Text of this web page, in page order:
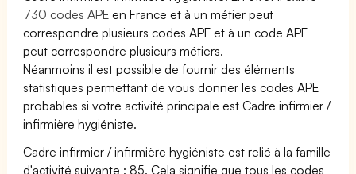
730 codes APE en France et à un métier peut
correspondre plusieurs codes APE et à un code APE
peut correspondre plusieurs métiers.
Néanmoins il est possible de fournir des éléments
statistiques permettant de vous donner les codes APE
probables si votre activité principale est Cadre infirmier /
infirmière hygiéniste.
Cadre infirmier / infirmière hygiéniste est relié à la famille
d'activité suivante : 85. Cela signifie que tous les codes